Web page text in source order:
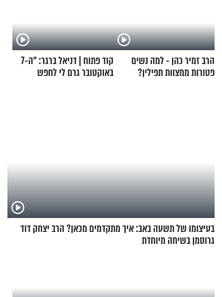
הרב זמיר כהן - למה נשים
פטורות ממצוות תפילין?
קוד פתוח | דניאל ברגר: "ה-7
באוקטובר גרם לי לחפש
בעיצומו של תשעה באב: איך מתקדמים מכאן? הרב יצחק דוד
גרוסמן בשיחה מיוחדת